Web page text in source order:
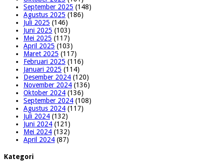
September 2025 (148)
Agustus 2025 (186)
Juli 2025 (146)
Juni 2025 (103)
Mei 2025 (117)
April 2025 (103)
Maret 2025 (117)
Februari 2025 (116)
Januari 2025 (114)
Desember 2024 (120)
November 2024 (136)
Oktober 2024 (136)
September 2024 (108)
Agustus 2024 (117)
Juli 2024 (132)
Juni 2024 (121)
Mei 2024 (132)
April 2024 (87)
Kategori